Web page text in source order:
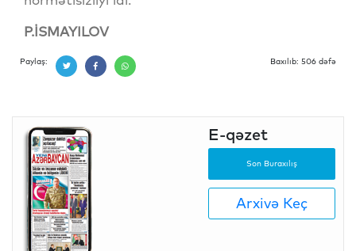
P.İSMAYILOV
Paylaş: Baxılıb: 506 dəfə
E-qəzet
Son Buraxılış
Arxivə Keç